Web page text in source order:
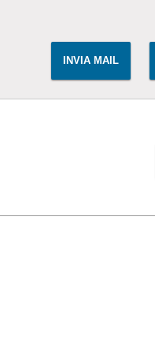
INVIA MAIL